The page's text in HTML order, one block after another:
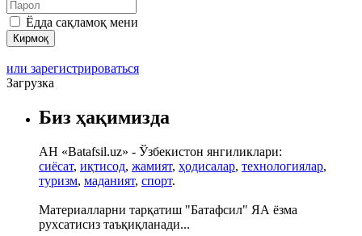
Ёдда сақламоқ мени
или зарегистрироваться
Загрузка
Биз ҳақимизда
АН «Batafsil.uz» - Ўзбекистон янгиликлари:
сиёсат, иқтисод, жамият, ҳодисалар, технологиялар,
туризм, маданият, спорт.
Материалларни тарқатиш "Батафсил" ЯА ёзма
рухсатисиз таъқиқланади...